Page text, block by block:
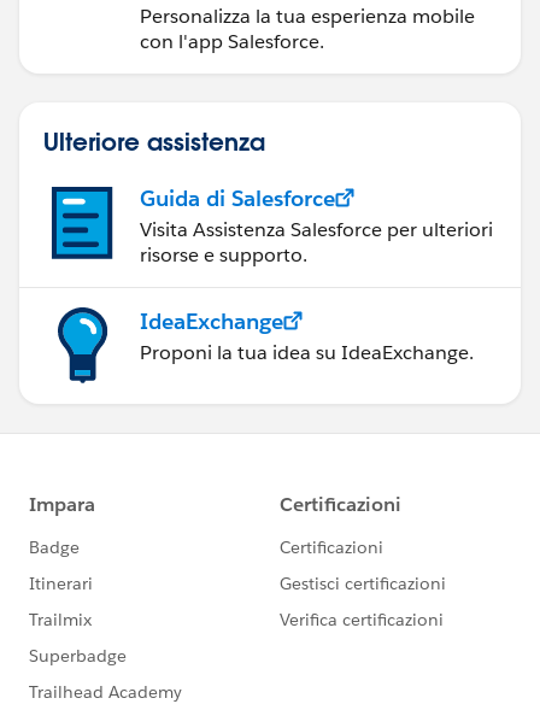
Personalizza la tua esperienza mobile
con l'app Salesforce.
Ulteriore assistenza
Guida di Salesforce
Visita Assistenza Salesforce per ulteriori
risorse e supporto.
IdeaExchange
Proponi la tua idea su IdeaExchange.